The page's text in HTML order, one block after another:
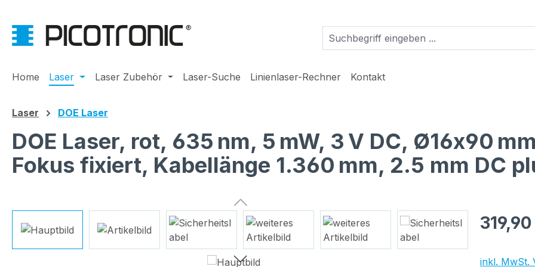
Home Laser Laser Zubehör Laser-Suche Linienlaser-Rechner Kontakt
Laser DOE Laser
DOE Laser, rot, 635 nm, 5 mW, 3 V DC, Ø16x90
Fokus fixiert, Kabellänge 1.360 mm, 2.5 mm DC
Regulärer
inkl. MwSt.